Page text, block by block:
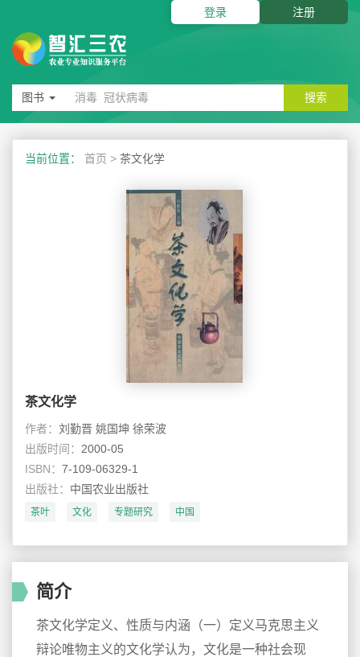
登录 注册
图书 搜索
当前位置： 首页 > 茶文化学
茶文化学
作者： 刘勤晋 姚国坤 徐荣波
出版时间： 2000-05
ISBN： 7-109-06329-1
出版社： 中国农业出版社
茶叶 文化 专题研究 中国
简介
茶文化学定义、性质与内涵（一）定义马克思主义
辩论唯物主义的文化学认为，文化是一种社会现